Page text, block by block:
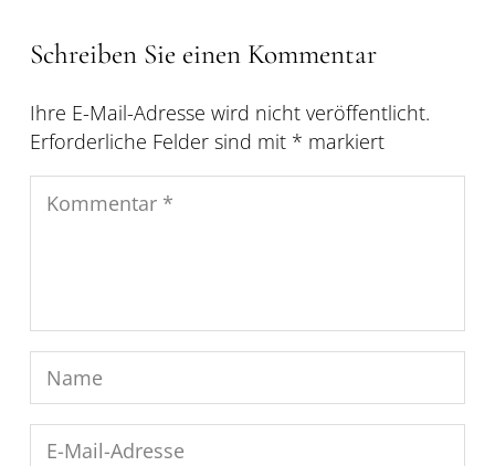
Schreiben Sie einen Kommentar
Ihre E-Mail-Adresse wird nicht veröffentlicht.
Erforderliche Felder sind mit * markiert